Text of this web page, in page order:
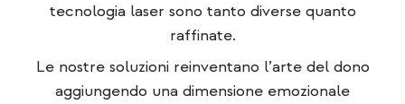
tecnologia laser sono tanto diverse quanto
raffinate.
Le nostre soluzioni reinventano l’arte del dono
aggiungendo una dimensione emozionale